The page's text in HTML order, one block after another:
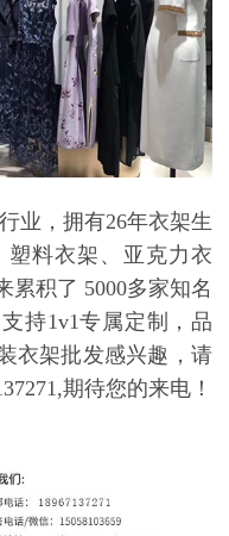
业，拥有26年衣架生
料衣架、亚克力衣
累积了 5000多家知名
持1v1专属定制，品
衣架批发感兴趣，请
期待您的来电！